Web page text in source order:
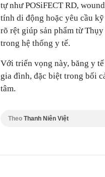
tự như POSiFECT RD,
tính di động hoặc yêu cầu
rõ rệt giúp sản phẩm từ
trong hệ thống y tế.
Với triển vọng này, băng y
gia đình, đặc biệt trong bối
tâm.
Theo Thanh Niên Việt